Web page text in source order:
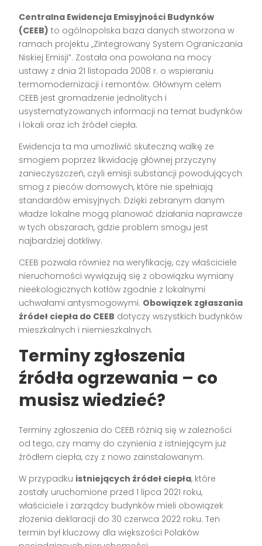
Centralna Ewidencja Emisyjności Budynków
(CEEB) to ogólnopolska baza danych stworzona w
ramach projektu „Zintegrowany System Ograniczania
Niskiej Emisji”. Została ona powołana na mocy
ustawy z dnia 21 listopada 2008 r. o wspieraniu
termomodernizacji i remontów. Głównym celem
CEEB jest gromadzenie jednolitych i
usystematyzowanych informacji na temat budynków
i lokali oraz ich źródeł ciepła.
Ewidencja ta ma umożliwić skuteczną walkę ze
smogiem poprzez likwidację głównej przyczyny
zanieczyszczeń, czyli emisji substancji powodujących
smog z pieców domowych, które nie spełniają
standardów emisyjnych. Dzięki zebranym danym
władze lokalne mogą planować działania naprawcze
w tych obszarach, gdzie problem smogu jest
najbardziej dotkliwy.
CEEB pozwala również na weryfikację, czy właściciele
nieruchomości wywiązują się z obowiązku wymiany
nieekologicznych kotłów zgodnie z lokalnymi
uchwałami antysmogowymi. Obowiązek zgłaszania
źródeł ciepła do CEEB dotyczy wszystkich budynków
mieszkalnych i niemieszkalnych.
Terminy zgłoszenia
źródła ogrzewania – co
musisz wiedzieć?
Terminy zgłoszenia do CEEB różnią się w zależności
od tego, czy mamy do czynienia z istniejącym już
źródłem ciepła, czy z nowo zainstalowanym.
W przypadku istniejących źródeł ciepła, które
zostały uruchomione przed 1 lipca 2021 roku,
właściciele i zarządcy budynków mieli obowiązek
złożenia deklaracji do 30 czerwca 2022 roku. Ten
termin był kluczowy dla większości Polaków